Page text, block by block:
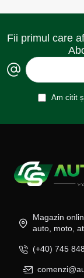
Fii primul care
Am citit
Magazin
auto, moto,
(+40) 745